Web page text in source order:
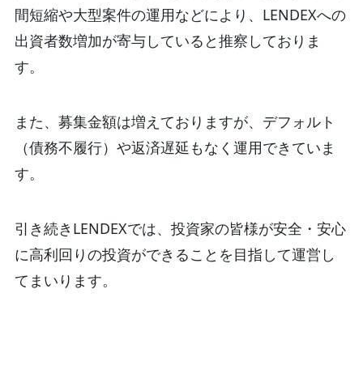
間短縮や大型案件の運用などにより、LENDEXへの
出資者数増加が寄与していると推察しておりま
す。
また、募集金額は増えておりますが、デフォルト
（債務不履行）や返済遅延もなく運用できていま
す。
引き続きLENDEXでは、投資家の皆様が安全・安心
に高利回りの投資ができることを目指して運営し
てまいります。